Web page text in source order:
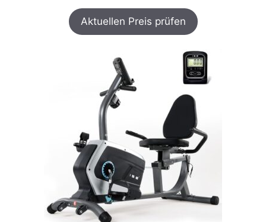
Aktuellen Preis prüfen